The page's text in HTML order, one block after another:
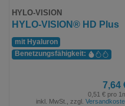
HYLO-VISION
HYLO-VISION® HD Plus
mit Hyaluron
Benetzungs­fähigkeit:
7,64
0,51 € pro
inkl. MwSt., zzgl.